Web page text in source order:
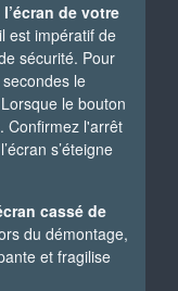
de votre
est impératif de
sécurité. Pour
le
le bouton
Confirmez l'arrêt
s’éteigne
cassé de
du démontage,
et fragilise